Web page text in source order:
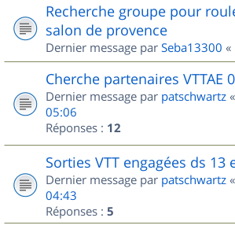
Recherche groupe pour
salon de provence
Dernier message par Seba13300 «
Cherche partenaires VTTAE
Dernier message par patschwartz «
05:06
Réponses : 12
Sorties VTT engagées ds 13
Dernier message par patschwartz «
04:43
Réponses : 5